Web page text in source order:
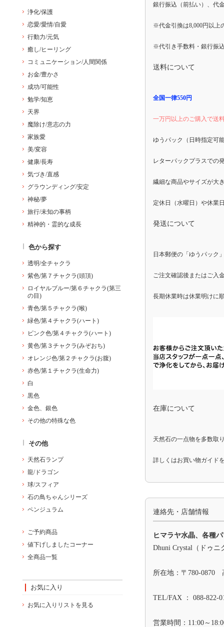
銀行振込（前払い）、代
※代金引換は8,000円以上
※代引き手数料・銀行振
送料について
全国一律550円
一万円以上のご購入で送
ゆうパック（日時指定可
レターパックプラスでの
繊細な商品やサイズが大
発送について
日本郵便の「ゆうパック
ご注文確認後またはご入
長期休業時は休業明けに
在庫について
天然石の一点物を多数取
詳しくはお買い物ガイド
連絡先・店舗情報
ヒマラヤ水晶、各種
Dhuni Crystal（ドゥニ
所在地：〒780-0870
TEL/FAX ： 088-822-
営業時間：11:00～
浄化/保護
恋愛/愛情/自愛
行動力/元気
癒し/ヒーリング
コミュニケーション/人間関係
お金/豊かさ
成功/可能性
勉学/知恵
天界
魔除け/意志の力
家族愛
美/変容
健康/長寿
気づき/直感
グラウンディング/安定
神秘/夢
旅行/未知の事柄
精神的・霊的な成長
色から探す
透明/全チャクラ
紫色/第７チャクラ(頭頂)
ロイヤルブルー/第６チャクラ(第三
の目)
青色/第５チャクラ(喉)
緑色/第４チャクラ(ハート)
ピンク色/第４チャクラ(ハート)
黄色/第３チャクラ(みぞおち)
オレンジ色/第２チャクラ(お腹)
赤色/第１チャクラ(生命力)
白
黒色
金色、銀色
その他の特殊な色
その他
天然石ランプ
龍/ドラゴン
球/スフィア
石の鳥ちゃんシリーズ
ペンジュラム
ご予約商品
値下げしましたコーナー
全商品一覧
お気に入り
お気に入りリストを見る